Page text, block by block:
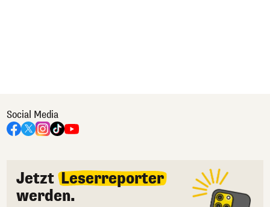
Social Media
Jetzt Leserreporter
werden.